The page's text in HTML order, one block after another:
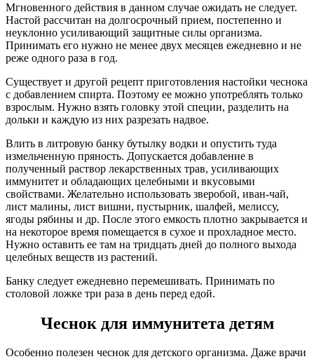
Мгновенного действия в данном случае ожидать не следует.
Настой рассчитан на долгосрочный прием, постепенно и
неуклонно усиливающий защитные силы организма.
Принимать его нужно не менее двух месяцев ежедневно и не
реже одного раза в год.
Существует и другой рецепт приготовления настойки чеснока
с добавлением спирта. Поэтому ее можно употреблять только
взрослым. Нужно взять головку этой специи, разделить на
дольки и каждую из них разрезать надвое.
Влить в литровую банку бутылку водки и опустить туда
измельченную пряность. Допускается добавление в
полученный раствор лекарственных трав, усиливающих
иммунитет и обладающих целебными и вкусовыми
свойствами. Желательно использовать зверобой, иван-чай,
лист малины, лист вишни, пустырник, шалфей, мелиссу,
ягоды рябины и др. После этого емкость плотно закрывается и
на некоторое время помещается в сухое и прохладное место.
Нужно оставить ее там на тридцать дней до полного выхода
целебных веществ из растений.
Банку следует ежедневно перемешивать. Принимать по
столовой ложке три раза в день перед едой.
Чеснок для иммунитета детям
Особенно полезен чеснок для детского организма. Даже врачи